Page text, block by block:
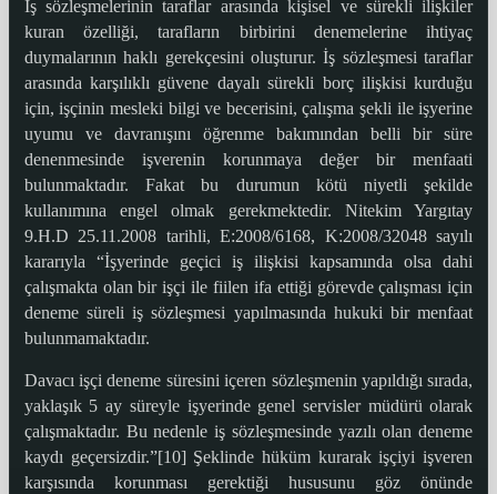
İş sözleşmelerinin taraflar arasında kişisel ve sürekli ilişkiler
kuran özelliği, tarafların birbirini denemelerine ihtiyaç
duymalarının haklı gerekçesini oluşturur. İş sözleşmesi taraflar
arasında karşılıklı güvene dayalı sürekli borç ilişkisi kurduğu
için, işçinin mesleki bilgi ve becerisini, çalışma şekli ile işyerine
uyumu ve davranışını öğrenme bakımından belli bir süre
denenmesinde işverenin korunmaya değer bir menfaati
bulunmaktadır. Fakat bu durumun kötü niyetli şekilde
kullanımına engel olmak gerekmektedir. Nitekim Yargıtay
9.H.D 25.11.2008 tarihli, E:2008/6168, K:2008/32048 sayılı
kararıyla “İşyerinde geçici iş ilişkisi kapsamında olsa dahi
çalışmakta olan bir işçi ile fiilen ifa ettiği görevde çalışması için
deneme süreli iş sözleşmesi yapılmasında hukuki bir menfaat
bulunmamaktadır.
Davacı işçi deneme süresini içeren sözleşmenin yapıldığı sırada,
yaklaşık 5 ay süreyle işyerinde genel servisler müdürü olarak
çalışmaktadır. Bu nedenle iş sözleşmesinde yazılı olan deneme
kaydı geçersizdir.”[10] Şeklinde hüküm kurarak işçiyi işveren
karşısında korunması gerektiği hususunu göz önünde